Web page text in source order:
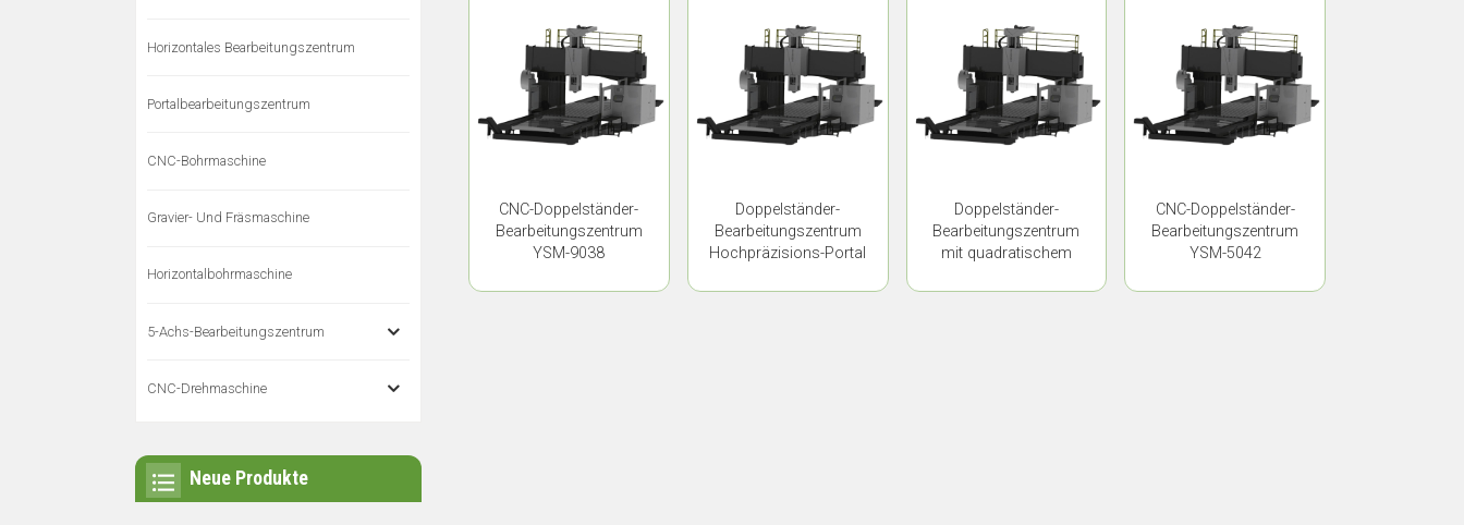
CNC-Doppelständer-
Bearbeitungszentrum
YSM-9038
Doppelständer-
Bearbeitungszentrum
Hochpräzisions-Portal
Doppelständer-
Bearbeitungszentrum
mit quadratischem
CNC-Doppelständer-
Bearbeitungszentrum
YSM-5042
Horizontales Bearbeitungszentrum
Portalbearbeitungszentrum
CNC-Bohrmaschine
Gravier- Und Fräsmaschine
Horizontalbohrmaschine
5-Achs-Bearbeitungszentrum
CNC-Drehmaschine
Neue Produkte